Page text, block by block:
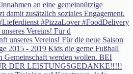
Vereins! Für d